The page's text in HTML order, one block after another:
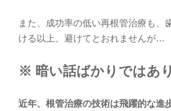
また、成功率の低い再根管治療も、
ける以上、避けてとおれませんが…
※ 暗い話ばかりではあ
近年、根管治療の技術は飛躍的な進